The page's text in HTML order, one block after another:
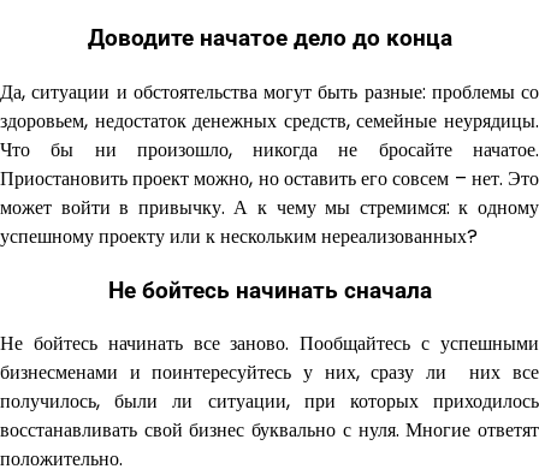
Доводите начатое дело до конца
Да, ситуации и обстоятельства могут быть разные: проблемы со
здоровьем, недостаток денежных средств, семейные неурядицы.
Что бы ни произошло, никогда не бросайте начатое.
Приостановить проект можно, но оставить его совсем – нет. Это
может войти в привычку. А к чему мы стремимся: к одному
успешному проекту или к нескольким нереализованных?
Не бойтесь начинать сначала
Не бойтесь начинать все заново. Пообщайтесь с успешными
бизнесменами и поинтересуйтесь у них, сразу ли них все
получилось, были ли ситуации, при которых приходилось
восстанавливать свой бизнес буквально с нуля. Многие ответят
положительно.